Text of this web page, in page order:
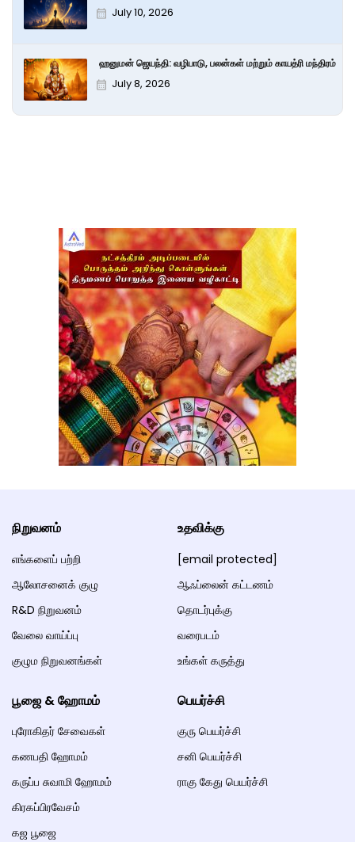
July 10, 2026
ஹனுமன் ஜெயந்தி: வழிபாடு, பலன்கள் மற்றும் காயத்ரி மந்திரம்
July 8, 2026
நிறுவனம்
எங்களைப் பற்றி
ஆலோசனைக் குழு
R&D நிறுவனம்
வேலை வாய்ப்பு
குழும நிறுவனங்கள்
உதவிக்கு
[email protected]
ஆஃப்லைன் கட்டணம்
தொடர்புக்கு
வரைபடம்
உங்கள் கருத்து
பூஜை & ஹோமம்
புரோகிதர் சேவைகள்
கணபதி ஹோமம்
கருப்ப சுவாமி ஹோமம்
கிரகப்பிரவேசம்
கஜ பூஜை
பெயர்ச்சி
குரு பெயர்ச்சி
சனி பெயர்ச்சி
ராகு கேது பெயர்ச்சி